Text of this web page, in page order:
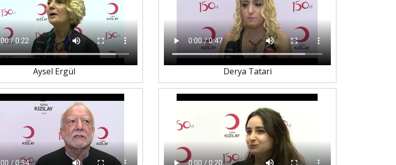
Aysel Ergül Derya Tatari